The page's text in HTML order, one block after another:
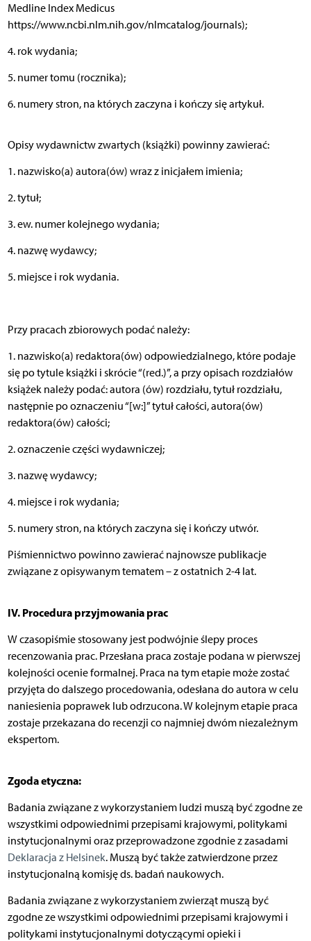
Medline Index Medicus
https://www.ncbi.nlm.nih.gov/nlmcatalog/journals);
4. rok wydania;
5. numer tomu (rocznika);
6. numery stron, na których zaczyna i kończy się artykuł.
Opisy wydawnictw zwartych (książki) powinny zawierać:
1. nazwisko(a) autora(ów) wraz z inicjałem imienia;
2. tytuł;
3. ew. numer kolejnego wydania;
4. nazwę wydawcy;
5. miejsce i rok wydania.
Przy pracach zbiorowych podać należy:
1. nazwisko(a) redaktora(ów) odpowiedzialnego, które podaje
się po tytule książki i skrócie “(red.)”, a przy opisach rozdziałów
książek należy podać: autora (ów) rozdziału, tytuł rozdziału,
następnie po oznaczeniu “[w:]” tytuł całości, autora(ów)
redaktora(ów) całości;
2. oznaczenie części wydawniczej;
3. nazwę wydawcy;
4. miejsce i rok wydania;
5. numery stron, na których zaczyna się i kończy utwór.
Piśmiennictwo powinno zawierać najnowsze publikacje
związane z opisywanym tematem – z ostatnich 2-4 lat.
IV. Procedura przyjmowania prac
W czasopiśmie stosowany jest podwójnie ślepy proces
recenzowania prac. Przesłana praca zostaje podana w pierwszej
kolejności ocenie formalnej. Praca na tym etapie może zostać
przyjęta do dalszego procedowania, odesłana do autora w celu
naniesienia poprawek lub odrzucona. W kolejnym etapie praca
zostaje przekazana do recenzji co najmniej dwóm niezależnym
ekspertom.
Zgoda etyczna:
Badania związane z wykorzystaniem ludzi muszą być zgodne ze
wszystkimi odpowiednimi przepisami krajowymi, politykami
instytucjonalnymi oraz przeprowadzone zgodnie z zasadami
Deklaracja z Helsinek. Muszą być także zatwierdzone przez
instytucjonalną komisję ds. badań naukowych.
Badania związane z wykorzystaniem zwierząt muszą być
zgodne ze wszystkimi odpowiednimi przepisami krajowymi i
politykami instytucjonalnymi dotyczącymi opieki i